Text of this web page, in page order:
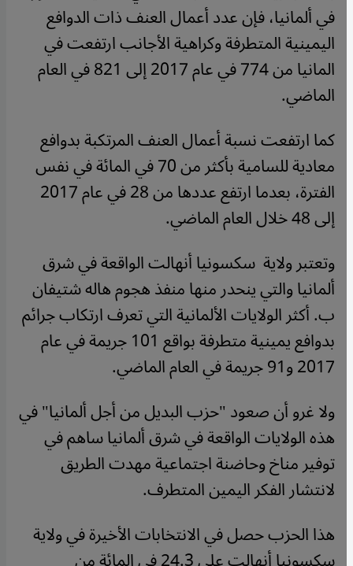
في ألمانيا، فإن عدد أعمال العنف ذات الدوافع
اليمينية المتطرفة وكراهية الأجانب ارتفعت في
المانيا من 774 في عام 2017 إلى 821 في العام
الماضي.
كما ارتفعت نسبة أعمال العنف المرتكبة بدوافع
معادية للسامية بأكثر من 70 في المائة في نفس
الفترة، بعدما ارتفع عددها من 28 في عام 2017
إلى 48 خلال العام الماضي.
وتعتبر ولاية سكسونيا أنهالت الواقعة في شرق
ألمانيا والتي ينحدر منها منفذ هجوم هاله شتيفان
ب. أكثر الولايات الألمانية التي تعرف ارتكاب جرائم
بدوافع يمينية متطرفة بواقع 101 جريمة في عام
2017 و91 جريمة في العام الماضي.
ولا غرو أن صعود "حزب البديل من أجل ألمانيا" في
هذه الولايات الواقعة في شرق ألمانيا ساهم في
توفير مناخ وحاضنة اجتماعية مهدت الطريق
لانتشار الفكر اليمين المتطرف.
هذا الحزب حصل في الانتخابات الأخيرة في ولاية